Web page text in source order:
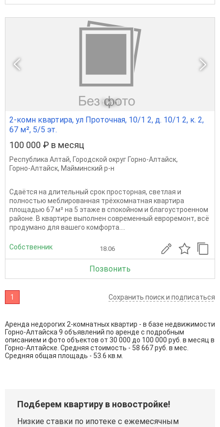
1 из 1
2-комн квартира, ул Проточная, 10/1 2, д. 10/1 2, к. 2,
67 м², 5/5 эт.
100 000 ₽ в месяц
Республика Алтай, Городской округ Горно-Алтайск,
Горно-Алтайск, Майминский р-н
Сдаётся на длительный срок просторная, светлая и
полностью меблированная трёхкомнатная квартира
площадью 67 м² на 5 этаже в спокойном и благоустроенном
районе. В квартире выполнен современный евроремонт, всё
продумано для вашего комфорта....
Собственник 18.06
Позвонить
1 Сохранить поиск и подписаться
Аренда недорогих 2-комнатных квартир - в базе недвижимости
Горно-Алтайска 9 объявлений по аренде с подробным
описанием и фото объектов от 30 000 до 100 000 руб. в месяц в
Горно-Алтайске. Средняя стоимость - 58 667 руб. в мес.
Средняя общая площадь - 53.6 кв.м.
Подберем квартиру в новостройке!
Низкие ставки по ипотеке с ежемесячным